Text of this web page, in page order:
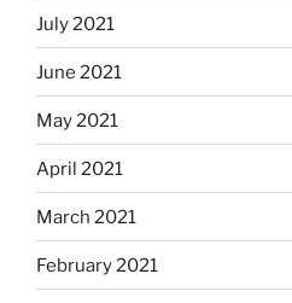
July 2021
June 2021
May 2021
April 2021
March 2021
February 2021